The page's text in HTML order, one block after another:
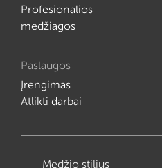
Profesionalios
medžiagos
Paslaugos
Įrengimas
Atlikti darbai
Medžio stilius